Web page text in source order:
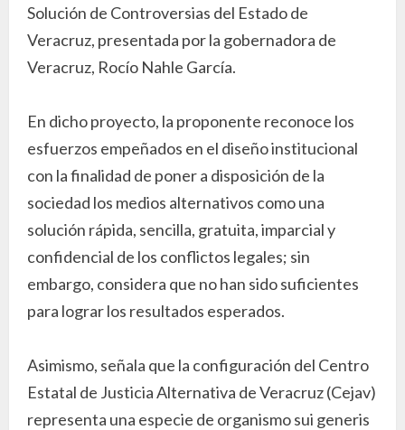
Solución de Controversias del Estado de
Veracruz, presentada por la gobernadora de
Veracruz, Rocío Nahle García.
En dicho proyecto, la proponente reconoce los
esfuerzos empeñados en el diseño institucional
con la finalidad de poner a disposición de la
sociedad los medios alternativos como una
solución rápida, sencilla, gratuita, imparcial y
confidencial de los conflictos legales; sin
embargo, considera que no han sido suficientes
para lograr los resultados esperados.
Asimismo, señala que la configuración del Centro
Estatal de Justicia Alternativa de Veracruz (Cejav)
representa una especie de organismo sui generis